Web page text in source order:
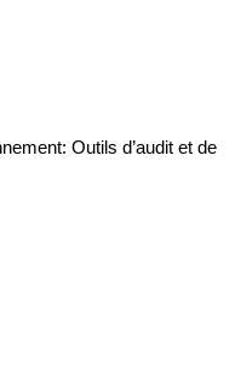
Outils d’audit et de